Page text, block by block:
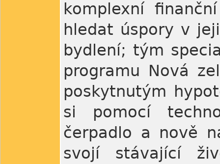
komplexní
hledat úspory v
bydlení; tým
programu Nová
poskytnutým
si pomocí
čerpadlo a nově
svojí stávající